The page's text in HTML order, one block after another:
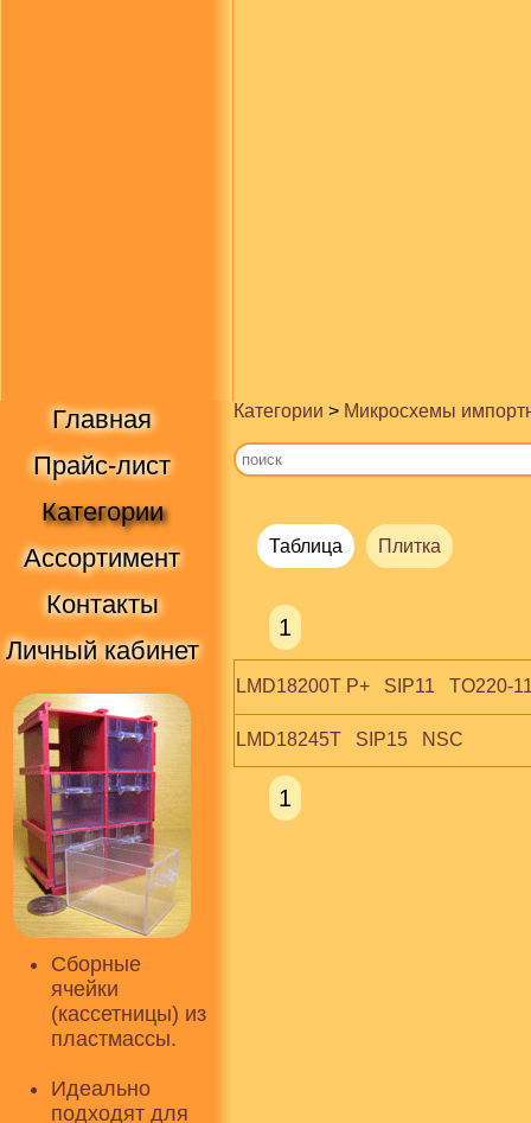
Главная
Прайс-лист
Категории
Ассортимент
Контакты
Личный кабинет
Сборные
ячейки
(кассетницы) из
пластмассы.
Идеально
подходят для
Категории > Микросхемы
Таблица Плитка
1
LMD18200T P+   SIP11   TO220-
LMD18245T   SIP15   NSC
1